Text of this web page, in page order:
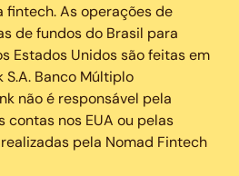
fintech. As operações de
de fundos do Brasil para
Estados Unidos são feitas em
Banco Múltiplo
não é responsável pela
contas nos EUA ou pelas
pela Nomad Fintech